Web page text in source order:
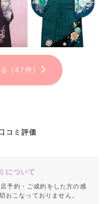
る (47件)
コミ評価
について
予約・ご成約をした方の感
おこなっておりません。